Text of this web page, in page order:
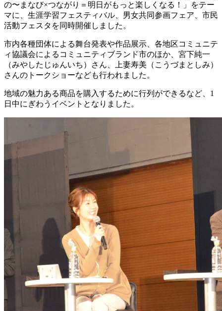
の〜まなび×つながり＝明日がもっと楽しくなる！」をテー
マに、生涯学習フェスティバル、男女共同参画フェア、市民
活動フェスタを同時開催しました。
市内各種団体による舞台発表や作品展示、各地区コミュニテ
ィ協議会によるコミュニティブランド市のほか、宮下純一
（みやしたじゅんいち）さん、上妻寿美（こうづまとしみ）
さんのトークショーなども行われました。
地域の魅力ある商品を購入するために行列ができるなど、1
日中にぎわうイベントとなりました。